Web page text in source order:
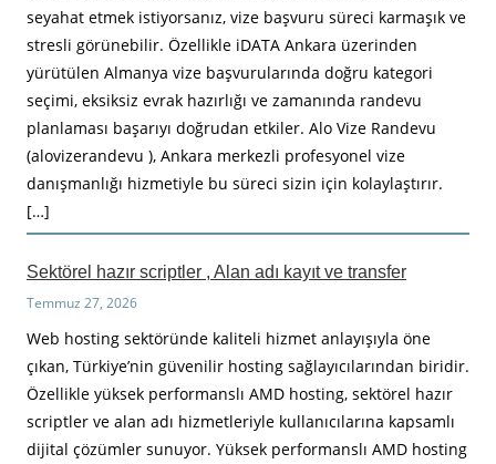
seyahat etmek istiyorsanız, vize başvuru süreci karmaşık ve
stresli görünebilir. Özellikle iDATA Ankara üzerinden
yürütülen Almanya vize başvurularında doğru kategori
seçimi, eksiksiz evrak hazırlığı ve zamanında randevu
planlaması başarıyı doğrudan etkiler. Alo Vize Randevu
(alovizerandevu ), Ankara merkezli profesyonel vize
danışmanlığı hizmetiyle bu süreci sizin için kolaylaştırır.
[…]
Sektörel hazır scriptler , Alan adı kayıt ve transfer
Temmuz 27, 2026
Web hosting sektöründe kaliteli hizmet anlayışıyla öne
çıkan, Türkiye’nin güvenilir hosting sağlayıcılarından biridir.
Özellikle yüksek performanslı AMD hosting, sektörel hazır
scriptler ve alan adı hizmetleriyle kullanıcılarına kapsamlı
dijital çözümler sunuyor. Yüksek performanslı AMD hosting